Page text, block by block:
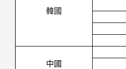
韓國
中國